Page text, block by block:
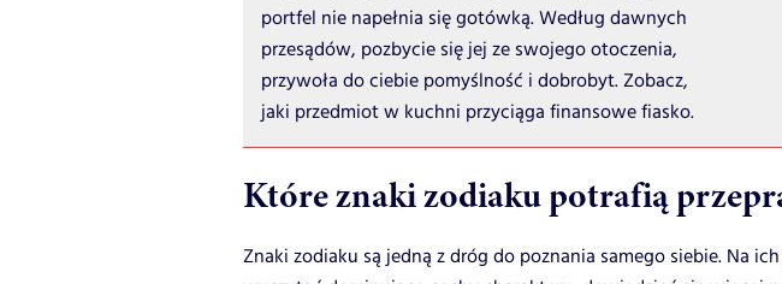
portfel nie napełnia się gotówką. Według dawnych
przesądów, pozbycie się jej ze swojego otoczenia,
przywoła do ciebie pomyślność i dobrobyt. Zobacz,
jaki przedmiot w kuchni przyciąga finansowe fiasko.
Które znaki zodiaku potrafią
Znaki zodiaku są jedną z dróg do poznania samego siebie. Na